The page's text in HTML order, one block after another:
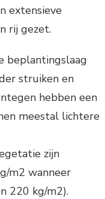
extensieve
rij gezet.
beplantingslaag
struiken en
hebben een
meestal lichtere
zijn
m2 wanneer
220 kg/m2).